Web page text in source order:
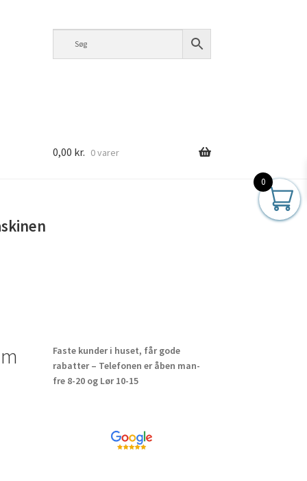
0,00 kr. 0 varer
Faste kunder i huset, får gode
rabatter – Telefonen er åben man-
fre 8-20 og Lør 10-15
0